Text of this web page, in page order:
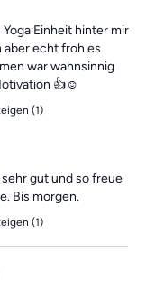
Einheit hinter mir
echt froh es
war wahnsinnig
👍☺️
(1)
gut und so freue
Bis morgen.
(1)